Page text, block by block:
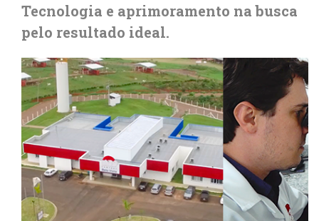
Tecnologia e aprimoramento na busca
pelo resultado ideal.